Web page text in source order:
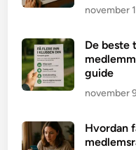
november
De beste
guide
november
Hvordan